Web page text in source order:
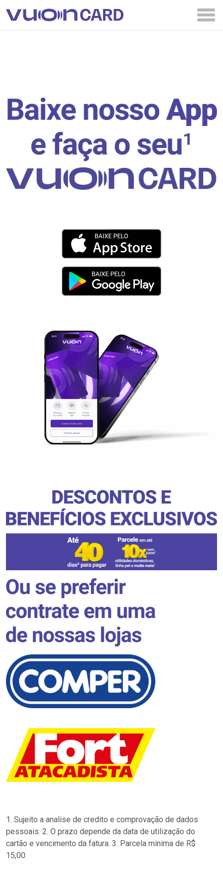
1. Sujeito a analise de credito e comprovação de dados
pessoais. 2. O prazo depende da data de utilização do
cartão e vencimento da fatura. 3. Parcela minima de R$
15,00.